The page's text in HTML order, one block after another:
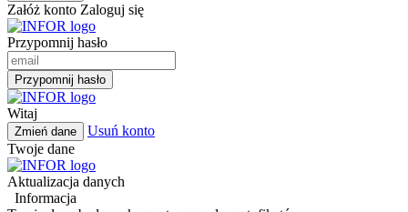
Załóż konto Zaloguj się
Przypomnij hasło
Przypomnij hasło
Witaj
Zmień dane
Usuń konto
Twoje dane
Aktualizacja danych
Informacja